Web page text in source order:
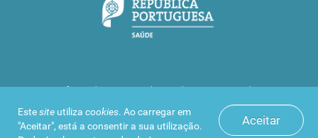
Aceitar
Estesite utiliza cookies. Ao carregar em
"Aceitar", está a consentir a sua utilização.
Infarmed © 2016. Todos os direitos reservados